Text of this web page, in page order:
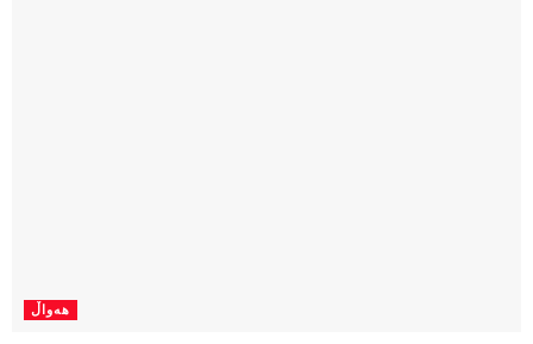
هەواڵ